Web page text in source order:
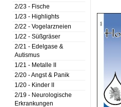
2/23 - Fische
1/23 - Highlights
2/22 - Vogelarzneien
1/22 - Süßgräser
2/21 - Edelgase &
Autismus
1/21 - Metalle II
2/20 - Angst & Panik
1/20 - Kinder II
2/19 - Neurologische
Erkrankungen